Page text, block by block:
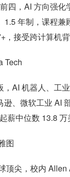
四，AI 方向强
1.5 年制，课程
接受跨计算机背
Tech
，AI 机器人、工
逊、微软工业 AI
薪中位数 13.8 万
图
顶尖，校内